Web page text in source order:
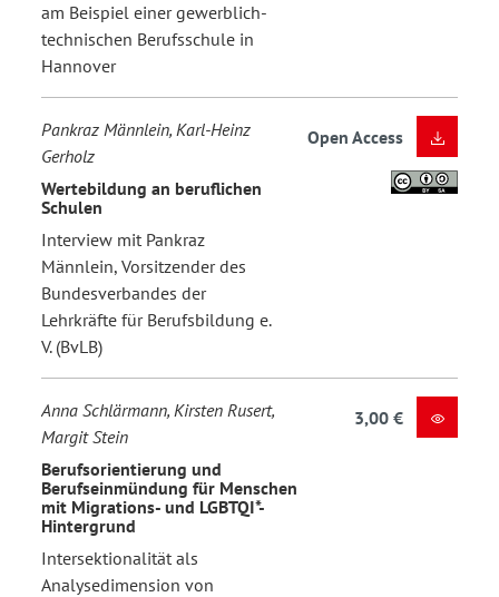
am Beispiel einer gewerblich-
technischen Berufsschule in
Hannover
Pankraz Männlein, Karl-Heinz
Gerholz
Wertebildung an beruflichen
Schulen
Interview mit Pankraz
Männlein, Vorsitzender des
Bundesverbandes der
Lehrkräfte für Berufsbildung e.
V. (BvLB)
Open Access
Anna Schlärmann, Kirsten Rusert,
Margit Stein
Berufsorientierung und
Berufseinmündung für Menschen
mit Migrations- und LGBTQI*-
Hintergrund
Intersektionalität als
Analysedimension von
3,00 €